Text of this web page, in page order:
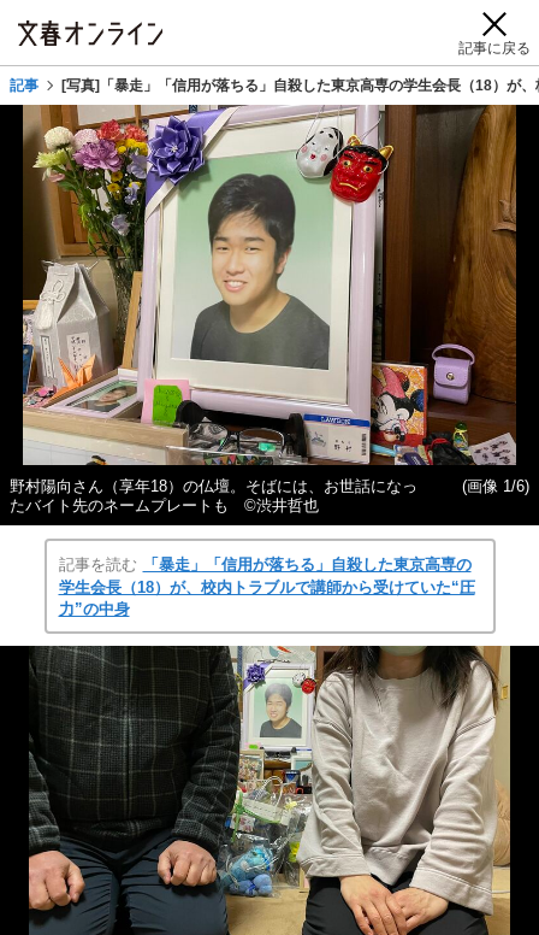
記事に戻る
記事 [写真]「暴走」「信用が落ちる」自殺した東京高専の学生会長（18）が
野村陽向さん（享年18）の仏壇。そばには、お世話になっ
たバイト先のネームプレートも ©渋井哲也
(画像 1/6)
記事を読む
「暴走」「信用が落ちる」自殺した東京高専の
学生会長（18）が、校内トラブルで講師から受けていた“圧
力”の中身